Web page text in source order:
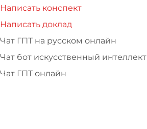
Написать конспект
Написать доклад
Чат ГПТ на русском онлайн
Чат бот искусственный интеллект
Чат ГПТ онлайн